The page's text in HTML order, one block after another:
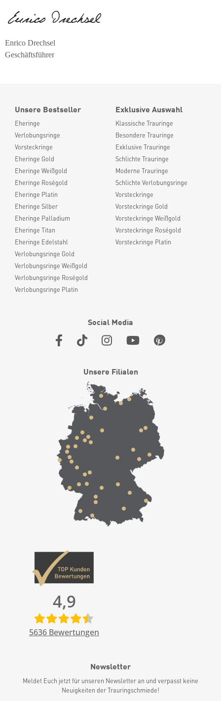
Enrico Drechsel
Geschäftsführer
Unsere Bestseller
Eheringe
Verlobungsringe
Vorsteckringe
Eheringe Gold
Eheringe Weißgold
Eheringe Roségold
Eheringe Platin
Eheringe Silber
Eheringe Palladium
Eheringe Titan
Eheringe Edelstahl
Verlobungsringe Gold
Verlobungsringe Weißgold
Verlobungsringe Roségold
Verlobungsringe Platin
Exklusive Auswahl
Klassische Trauringe
Besondere Trauringe
Exklusive Trauringe
Schlichte Trauringe
Moderne Trauringe
Schlichte Verlobungsringe
Vorsteckringe
Vorsteckringe Gold
Vorsteckringe Weißgold
Vorsteckringe Roségold
Vorsteckringe Platin
Social Media
Unsere Filialen
4,9
5636 Bewertungen
Newsletter
Meldet Euch jetzt für unseren Newsletter an und verpasst keine
Neuigkeiten der Trauringschmiede!